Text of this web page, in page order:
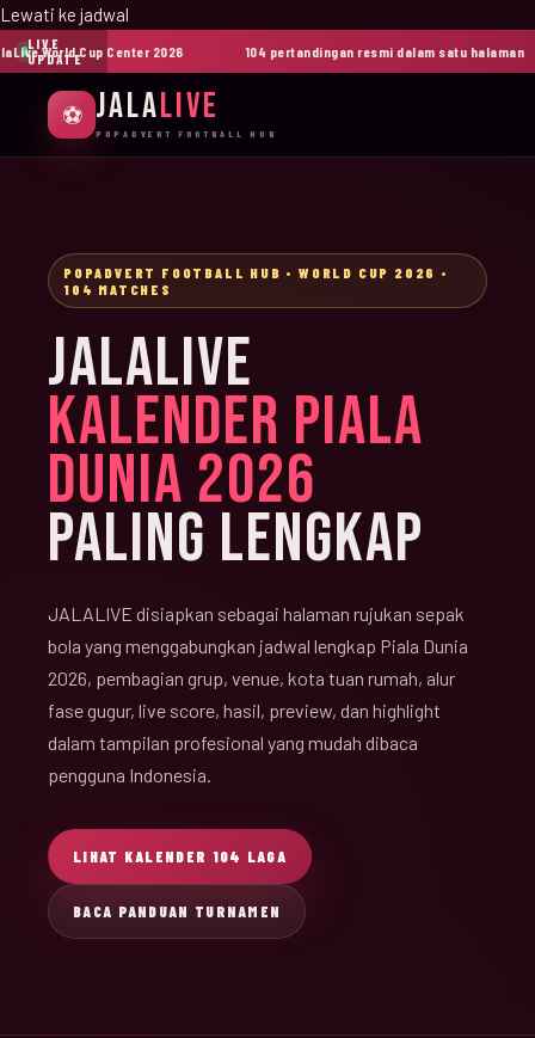
Lewati ke jadwal
LIVE
UPDATE
World Cup Center 2026 104 pertandingan resmi dalam satu halaman
⚽ JALALIVE
POPADVERT FOOTBALL HUB
POPADVERT FOOTBALL HUB • WORLD CUP 2026 •
104 MATCHES
JALALIVE
KALENDER PIALA
DUNIA 2026
PALING LENGKAP
JALALIVE disiapkan sebagai halaman rujukan sepak
bola yang menggabungkan jadwal lengkap Piala Dunia
2026, pembagian grup, venue, kota tuan rumah, alur
fase gugur, live score, hasil, preview, dan highlight
dalam tampilan profesional yang mudah dibaca
pengguna Indonesia.
LIHAT KALENDER 104 LAGA
BACA PANDUAN TURNAMEN